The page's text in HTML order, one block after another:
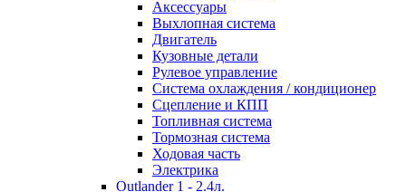
Аксессуары
Выхлопная система
Двигатель
Кузовные детали
Рулевое управление
Система охлаждения / кондиционер
Сцепление и КПП
Топливная система
Тормозная система
Ходовая часть
Электрика
Outlander 1 - 2.4л.